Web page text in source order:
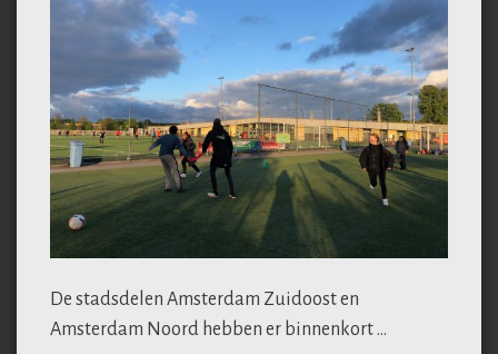
De stadsdelen Amsterdam Zuidoost en
Amsterdam Noord hebben er binnenkort …